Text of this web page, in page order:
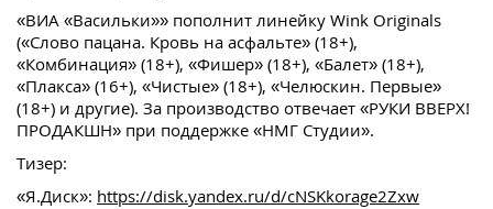
«ВИА «Васильки»» пополнит линейку Wink Originals
(«‎Слово пацана. Кровь на асфальте»‎ (18+),
«Комбинация»‎ (18+), «Фишер» (18+), «Балет» (18+),
«Плакса» (16+), «Чистые» (18+), «Челюскин. Первые»
(18+) и другие). За производство отвечает «РУКИ ВВЕРХ!
ПРОДАКШН» при поддержке «НМГ Студии».
Тизер:
«Я.Диск»: https://disk.yandex.ru/d/cNSKkorage2Zxw